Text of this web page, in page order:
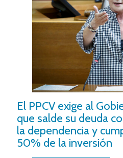
El PPCV exige al
que salde su deuda
la dependencia y
50% de la inversión